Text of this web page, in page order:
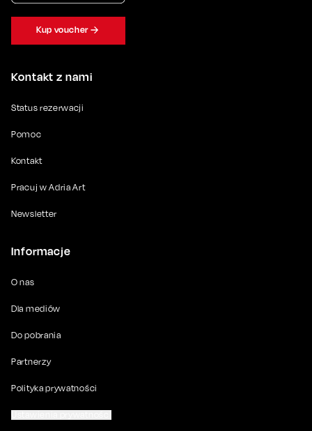
Kontakt z nami
Status rezerwacji
Pomoc
Kontakt
Pracuj w Adria Art
Newsletter
Informacje
O nas
Dla mediów
Do pobrania
Partnerzy
Polityka prywatności
Kup voucher